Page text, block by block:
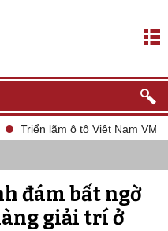
Triển lãm ô tô Việt Nam VMS 2024
đám bất ngờ
giải trí ở